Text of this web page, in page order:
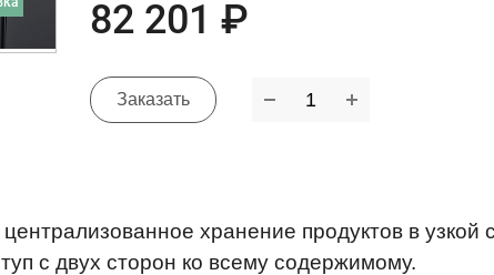
82 201 ₽
Заказать
хранение продуктов в узкой
с двух сторон ко всему содержимому.